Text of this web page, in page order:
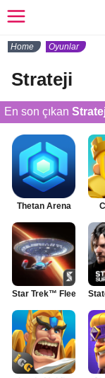
Home Oyunlar
Strateji
En son çıkan
Thetan Arena
Star Trek™ Fleet